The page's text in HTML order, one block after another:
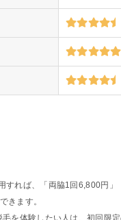
すれば、「両脇1回6,800円」
きます。
を体験したい人は、初回限